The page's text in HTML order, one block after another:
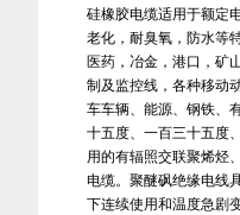
硅橡胶电缆适用于额定
老化，耐臭氧，防水等
医药，冶金，港口，矿
制及监控线，各种移动
车车辆、能源、钢铁、
十五度、一百三十五度
用的有辐照交联聚烯烃
电缆。聚醚砜绝缘电线
下连续使用和温度急剧